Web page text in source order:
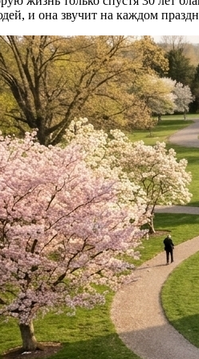
и она звучит на каждом